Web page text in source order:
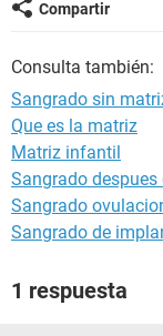
Compartir
Consulta también:
Sangrado sin
Que es la matriz
Matriz infantil
Sangrado
Sangrado
Sangrado de
1 respuesta